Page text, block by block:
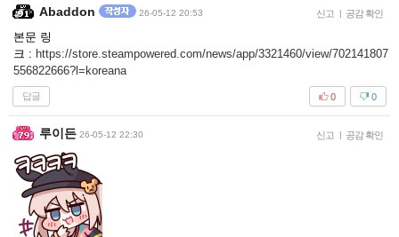
Abaddon 26-05-12 20:53 신고 | 공감 확인
본문 링
크 : https://store.steampowered.com/news/app/3321460/view/702141807
556822666?l=koreana
답글 0
0
루이든 26-05-12 22:30 신고 | 공감 확인